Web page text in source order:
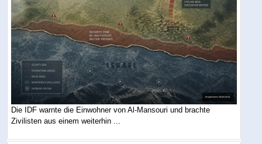
Die IDF warnte die Einwohner von Al-Mansouri und brachte
Zivilisten aus einem weiterhin ...